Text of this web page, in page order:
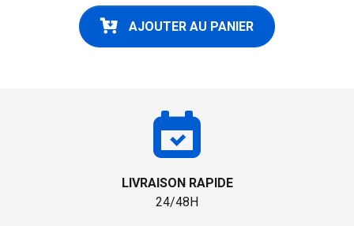
AJOUTER AU PANIER
LIVRAISON RAPIDE
24/48H